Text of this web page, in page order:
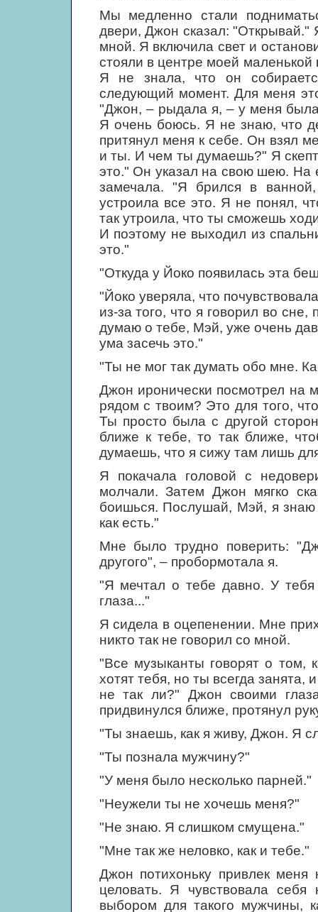
Мы медленно стали
двери, Джон сказал:
мной. Я включила свет и
стояли в центре моей маленькой
Я не знала, что он
следующий момент. Для меня
"Джон, – рыдала я, – у меня
Я очень боюсь. Я не знаю, что
притянул меня к себе. Он взял
и ты. И чем ты думаешь?" Я
это." Он указал на свою шею. На
замечала. "Я брился в
устроила все это. Я не понял,
так утроила, что ты сможешь
И поэтому не выходил из
это."
"Откуда у Йоко появилась эта
"Йоко уверяла, что
из-за того, что я говорил во
думаю о тебе, Мэй, уже очень
ума засечь это."
"Ты не мог так думать обо мне.
Джон иронически посмотрел на
рядом с твоим? Это для того,
Ты просто была с другой
ближе к тебе, то так ближе,
думаешь, что я сижу там лишь
Я покачала головой с
молчали. Затем Джон мягко
боишься. Послушай, Мэй, я
как есть."
Мне было трудно поверить:
другого", – пробормотала я.
"Я мечтал о тебе давно. У тебя
глаза..."
Я сидела в оцепенении. Мне
никто так не говорил со мной.
"Все музыканты говорят о том,
хотят тебя, но ты всегда занята,
не так ли?" Джон своими
придвинулся ближе, протянул
"Ты знаешь, как я живу, Джон. Я
"Ты познала мужчину?"
"У меня было несколько парней."
"Неужели ты не хочешь меня?"
"Не знаю. Я слишком смущена."
"Мне так же неловко, как и тебе."
Джон потихоньку привлек
целовать. Я чувствовала
выбором для такого мужчины,